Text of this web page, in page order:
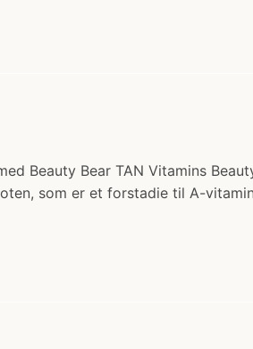
Beauty Bear TAN Vitamins
som er et forstadie til A-